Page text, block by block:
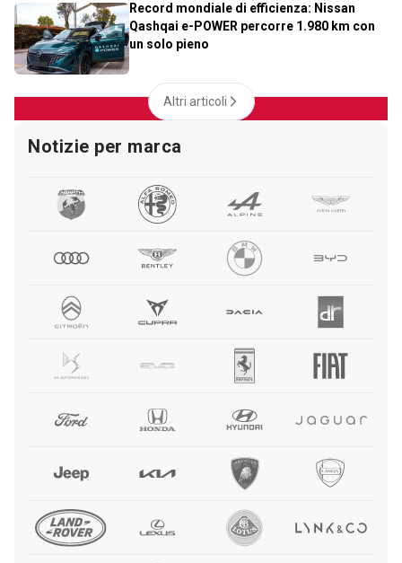
Record mondiale di efficienza: Nissan
Qashqai e-POWER percorre 1.980 km con
un solo pieno
Altri articoli
Notizie per marca